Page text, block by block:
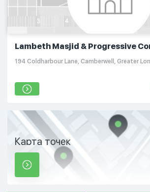
Lambeth Masjid & Progressive
Centre
194 Coldharbour Lane, Camberwell, Greater
Карта точек